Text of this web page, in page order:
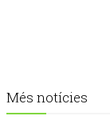
Més notícies